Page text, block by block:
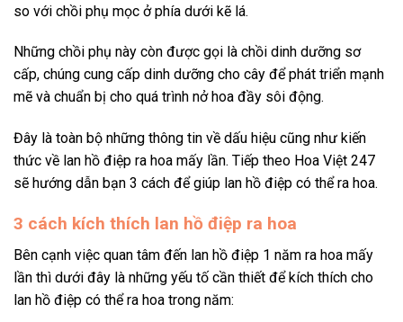
so với chồi phụ mọc ở phía dưới kẽ lá.
Những chồi phụ này còn được gọi là chồi dinh dưỡng sơ
cấp, chúng cung cấp dinh dưỡng cho cây để phát triển mạnh
mẽ và chuẩn bị cho quá trình nở hoa đầy sôi động.
Đây là toàn bộ những thông tin về dấu hiệu cũng như kiến
thức về lan hồ điệp ra hoa mấy lần. Tiếp theo Hoa Việt 247
sẽ hướng dẫn bạn 3 cách để giúp lan hồ điệp có thể ra hoa.
3 cách kích thích lan hồ điệp ra hoa
Bên cạnh việc quan tâm đến lan hồ điệp 1 năm ra hoa mấy
lần thì dưới đây là những yếu tố cần thiết để kích thích cho
lan hồ điệp có thể ra hoa trong năm: